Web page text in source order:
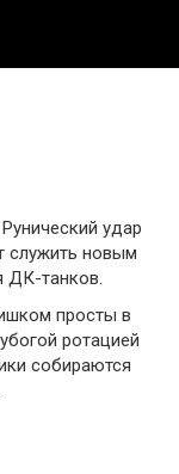
удар
служить новым
ДК-танков.
просты в
ротацией
собираются